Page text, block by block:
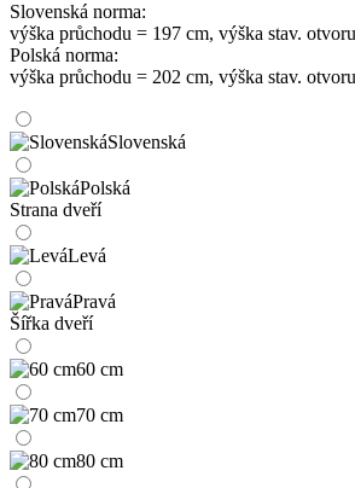
Slovenská norma:
výška průchodu = 197 cm, výška stav.
Polská norma:
výška průchodu = 202 cm, výška stav.
Slovenská
Polská
Strana dveří
Levá
Pravá
Šířka dveří
60 cm
70 cm
80 cm